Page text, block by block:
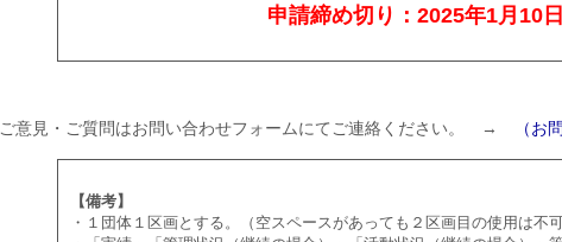
申請締め切り：2025年1月10
ご意見・ご質問はお問い合わせフォームにてご連絡ください。 → （お
【備考】
・１団体１区画とする。（空スペースがあっても２区画目の使用は不